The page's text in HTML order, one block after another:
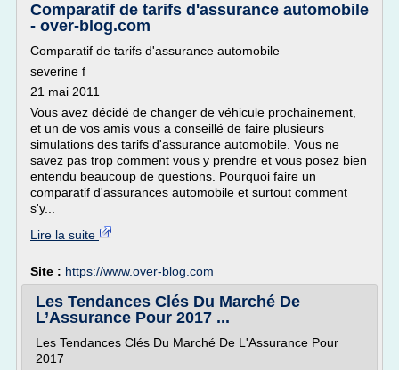
Comparatif de tarifs d'assurance automobile
- over-blog.com
Comparatif de tarifs d'assurance automobile
severine f
21 mai 2011
Vous avez décidé de changer de véhicule prochainement,
et un de vos amis vous a conseillé de faire plusieurs
simulations des tarifs d'assurance automobile. Vous ne
savez pas trop comment vous y prendre et vous posez bien
entendu beaucoup de questions. Pourquoi faire un
comparatif d'assurances automobile et surtout comment
s'y...
Lire la suite
Site : https://www.over-blog.com
Les Tendances Clés Du Marché De
L’Assurance Pour 2017 ...
Les Tendances Clés Du Marché De L'Assurance Pour
2017